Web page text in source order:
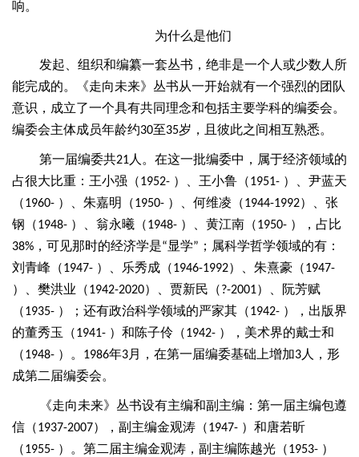
响。
为什么是他们
发起、组织和编纂一套丛书，绝非是一个人或少数人所
能完成的。《走向未来》丛书从一开始就有一个强烈的团队
意识，成立了一个具有共同理念和包括主要学科的编委会。
编委会主体成员年龄约30至35岁，且彼此之间相互熟悉。
第一届编委共21人。在这一批编委中，属于经济领域的
占很大比重：王小强（1952- ）、王小鲁（1951- ）、尹蓝天
（1960- ）、朱嘉明（1950- ）、何维凌（1944-1992）、张
钢（1948- ）、翁永曦（1948- ）、黄江南（1950- ），占比
38% ，可见那时的经济学是“显学” ；属科学哲学领域的有：
刘青峰（1947- ）、乐秀成（1946-1992）、朱熹豪（1947-
）、樊洪业（1942-2020）、贾新民（?-2001）、阮芳赋
（1935- ）；还有政治科学领域的严家其（1942- ），出版界
的董秀玉（1941- ）和陈子伶（1942- ），美术界的戴士和
（1948- ）。 1986年3月，在第一届编委基础上增加3人，形
成第二届编委会。
《走向未来》丛书设有主编和副主编：第一届主编包遵
信（1937-2007），副主编金观涛（1947- ）和唐若昕
（1955- ）。第二届主编金观涛，副主编陈越光（1953- ）